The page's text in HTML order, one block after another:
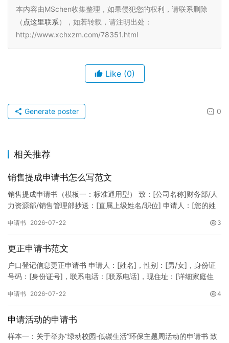
本内容由MSchen收集整理，如果侵犯您的权利，请联系删除
（ 点这里联系），如若转载，请注明出处：
http://www.xchxzm.com/78351.html
Like (0)
0
Generate poster
相关推荐
销售提成申请书怎么写范文
销售提成申请书（模板一：标准通用型） 致：[公司名称]财务部/人
力资源部/销售管理部抄送：[直属上级姓名/职位] 申请人：[您的姓
申请书 2026-07-22 3
更正申请书范文
户口登记信息更正申请书 申请人：[姓名]，性别：[男/女]，身份证
号码：[身份证号]，联系电话：[联系电话]，现住址：[详细家庭住
申请书 2026-07-22 4
申请活动的申请书
样本一：关于举办“绿动校园·低碳生活”环保主题周活动的申请书 致